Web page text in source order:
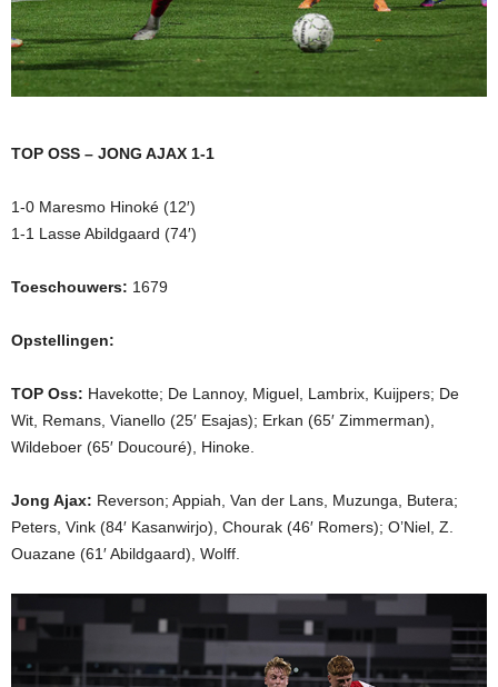
TOP OSS – JONG AJAX 1-1
1-0 Maresmo Hinoké (12′)
1-1 Lasse Abildgaard (74′)
Toeschouwers: 1679
Opstellingen:
TOP Oss: Havekotte; De Lannoy, Miguel, Lambrix, Kuijpers; De
Wit, Remans, Vianello (25′ Esajas); Erkan (65′ Zimmerman),
Wildeboer (65′ Doucouré), Hinoke.
Jong Ajax: Reverson; Appiah, Van der Lans, Muzunga, Butera;
Peters, Vink (84′ Kasanwirjo), Chourak (46′ Romers); O’Niel, Z.
Ouazane (61′ Abildgaard), Wolff.